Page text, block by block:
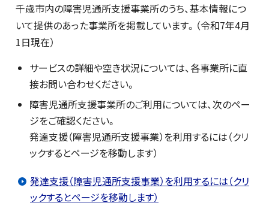
千歳市内の障害児通所支援事業所のうち、基本情報につ
いて提供のあった事業所を掲載しています。（令和7年4月
1日現在）
サービスの詳細や空き状況については、各事業所に直
接お問い合わせください。
障害児通所支援事業所のご利用については、次のペー
ジをご確認ください。
発達支援（障害児通所支援事業）を利用するには（クリ
ックするとページを移動します）
発達支援（障害児通所支援事業）を利用するには（クリ
ックするとページを移動します）